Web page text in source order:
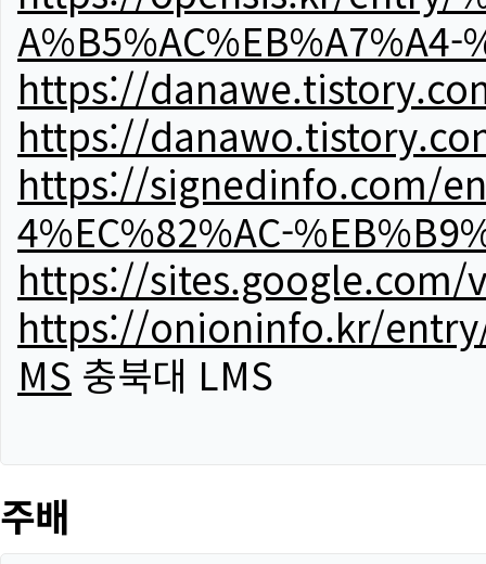
A%B5%AC%EB%A7%A4-
https://
https://
https://signedinfo.com/
4%EC%82%AC-
https://sites.google.com/
https://onioninfo.kr/entry/
MS 충북대 LMS
주배